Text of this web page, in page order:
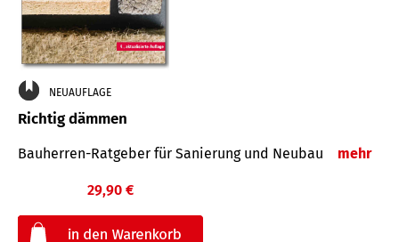
NEUAUFLAGE
Richtig dämmen
Bauherren-Ratgeber für Sanierung und Neubau mehr
29,90 €